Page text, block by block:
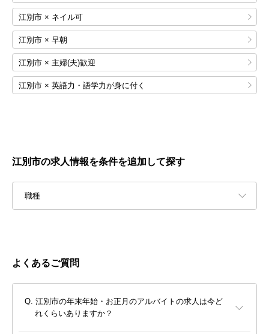
江別市 × ネイル可
江別市 × 早朝
江別市 × 主婦(夫)歓迎
江別市 × 英語力・語学力が身に付く
江別市の求人情報を条件を追加して探す
職種
よくあるご質問
江別市の年末年始・お正月のアルバイトの求人は今ど
れくらいありますか？